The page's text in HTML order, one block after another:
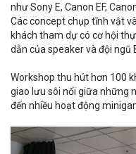
như Sony E, Canon EF,
Các concept chụp tĩnh vật
khách tham dự có cơ hội
dẫn của speaker và đội ngũ
Workshop thu hút hơn 100
giao lưu sôi nổi giữa những
đến nhiều hoạt động